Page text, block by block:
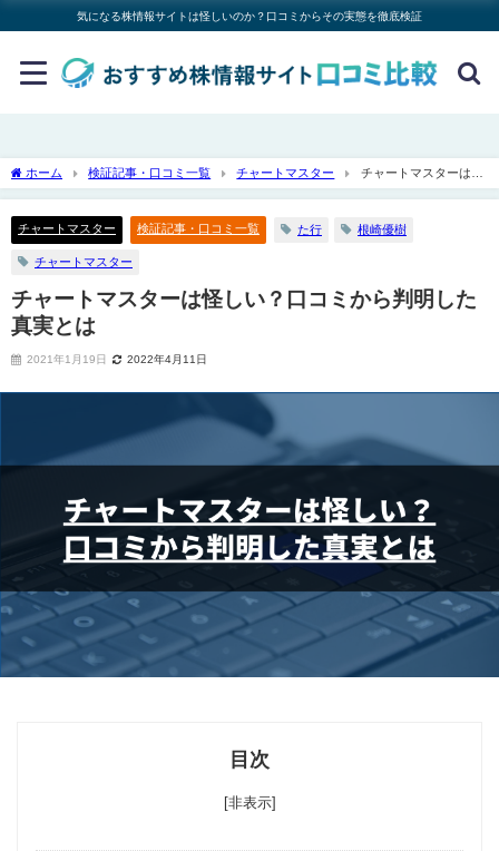
気になる株情報サイトは怪しいのか？口コミからその実態を徹底検証
ホーム 検証記事・口コミ一覧 チャートマスター
チャートマスターは怪
しい？口コミから判明した真実とは
チャートマスター 検証記事・口コミ一覧 た行 根崎優樹
チャートマスター
チャートマスターは怪しい？口コミから判明した
真実とは
2021年1月19日 2022年4月11日
目次
[非表示]